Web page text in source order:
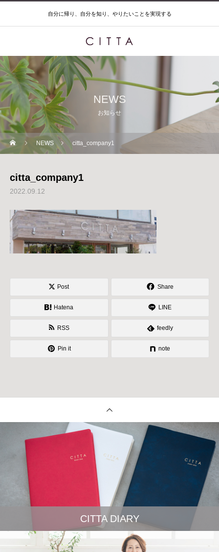
自分に帰り、自分を知り、やりたいことを実現する
NEWS
お知らせ
NEWS citta_company1
citta_company1
2022.09.12
Post Share
Hatena LINE
RSS feedly
Pin it note
CITTA DIARY